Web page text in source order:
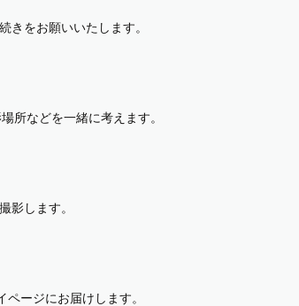
きをお願いいたします。
所などを一緒に考えます。
影します。
ージにお届けします。